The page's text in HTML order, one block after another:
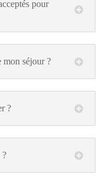
pour
mon séjour ?
?
?